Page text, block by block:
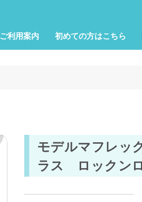
ご利用案内 初めての方はこちら
モデルマフレッ
ラス ロックン